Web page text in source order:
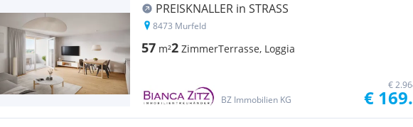
PREISKNALLER in STRASS
8473 Murfeld
57 m²2 ZimmerTerrasse, Loggia
BZ Immobilien KG
€
€